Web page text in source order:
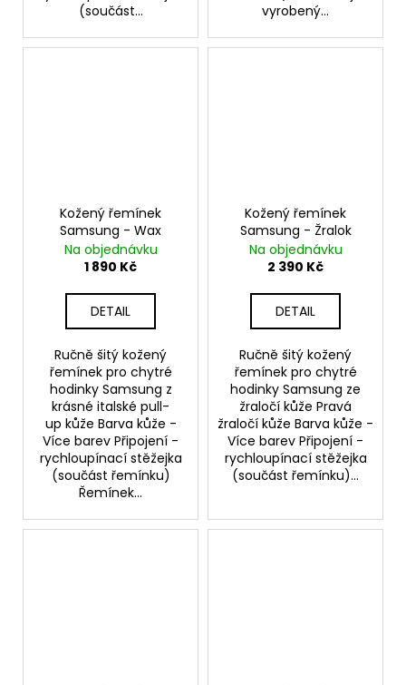
(součást...
vyrobený...
Kožený řemínek
Samsung - Wax
Na objednávku
1 890 Kč
DETAIL
Ručně šitý kožený
řemínek pro chytré
hodinky Samsung z
krásné italské pull-
up kůže Barva kůže -
Více barev Připojení -
rychloupínací stěžejka
(součást řemínku)
Řemínek...
Kožený řemínek
Samsung - Žralok
Na objednávku
2 390 Kč
DETAIL
Ručně šitý kožený
řemínek pro chytré
hodinky Samsung ze
žraločí kůže Pravá
žraločí kůže Barva kůže -
Více barev Připojení -
rychloupínací stěžejka
(součást řemínku)...